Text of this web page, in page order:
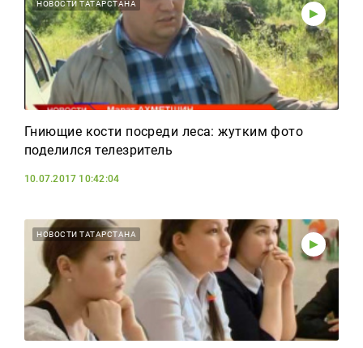
Реклама
Для связи
+7 (843) 570−50−00
reception@tnvtv.ru
НОВОСТИ ТАТАРСТАНА
Гниющие кости посреди леса: жутким фото
поделился телезритель
10.07.2017 10:42:04
НОВОСТИ ТАТАРСТАНА